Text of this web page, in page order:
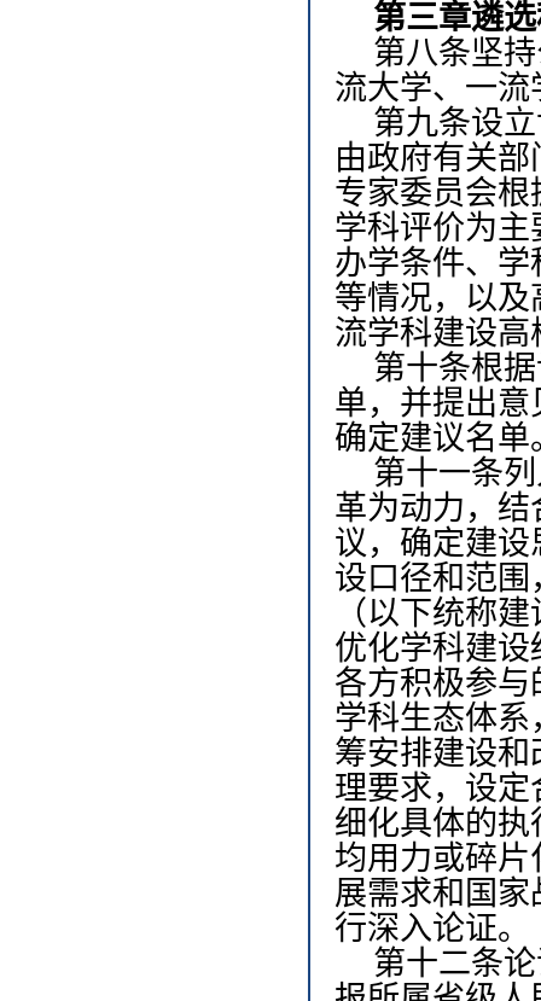
第三章遴
第八条坚
流大学、一
第九条设
由政府有关
专家委员会
学科评价为
办学条件、
等情况，以
流学科建设
第十条根
单，并提出
确定建议名单
第十一条
革为动力，
议，确定建
设口径和范
（以下统称
优化学科建
各方积极参
学科生态体
筹安排建设
理要求，设
细化具体的
均用力或碎
展需求和国
行深入论证。
第十二条